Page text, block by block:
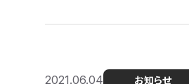
2021.06.04 お知らせ